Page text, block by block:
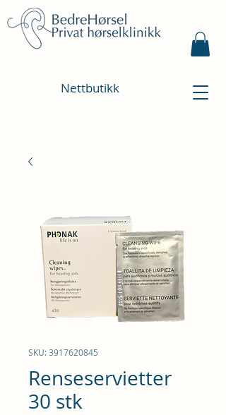
Nettbutikk
SKU: 3917620845
Renseservietter
30 stk